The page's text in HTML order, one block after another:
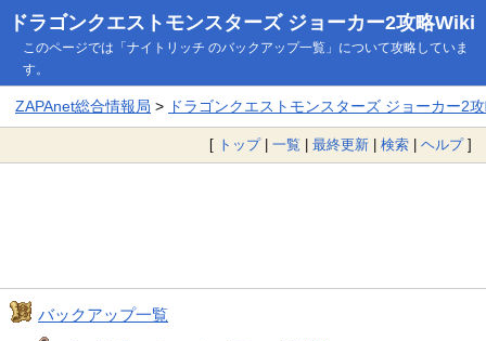
ドラゴンクエストモンスターズ ジョーカー2攻略Wiki
このページでは「ナイトリッチ のバックアップ一覧」について攻略していま
す。
ZAPAnet総合情報局 > ドラゴンクエストモンスターズ ジョーカー2
[ トップ| 一覧 | 最終更新 | 検索 | ヘルプ]
バックアップ一覧